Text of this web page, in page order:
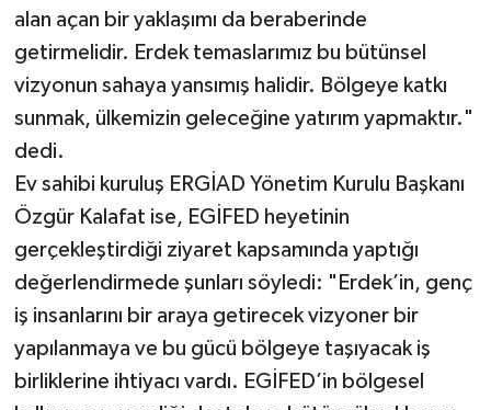
alan açan bir yaklaşımı da beraberinde
getirmelidir. Erdek temaslarımız bu bütünsel
vizyonun sahaya yansımış halidir. Bölgeye katkı
sunmak, ülkemizin geleceğine yatırım yapmaktır."
dedi.
Ev sahibi kuruluş ERGİAD Yönetim Kurulu Başkanı
Özgür Kalafat ise, EGİFED heyetinin
gerçekleştirdiği ziyaret kapsamında yaptığı
değerlendirmede şunları söyledi: "Erdek’in, genç
iş insanlarını bir araya getirecek vizyoner bir
yapılanmaya ve bu gücü bölgeye taşıyacak iş
birliklerine ihtiyacı vardı. EGİFED’in bölgesel